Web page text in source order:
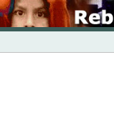
Skip
to
content
INICIO